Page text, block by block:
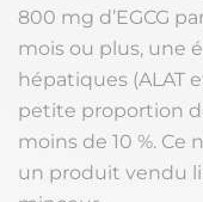
800 mg d’EGCG
mois ou plus, une
hépatiques (ALAT
petite proportion
moins de 10 %. Ce
un produit vendu